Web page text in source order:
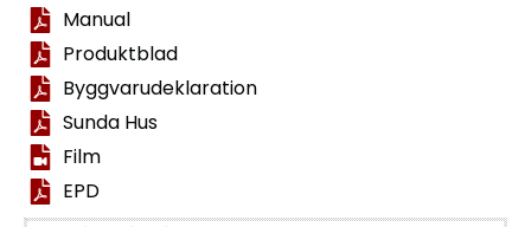
Manual
Produktblad
Byggvarudeklaration
Sunda Hus
Film
EPD